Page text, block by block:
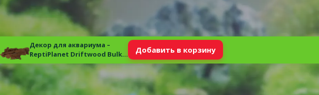
Декор для аквариума –
ReptiPlanet Driftwood Bulk
XS, 19–23 см
Добавить в корзину
superzoo.product.detail.content
Декор для аквариума – ReptiPlanet Driftwood Bulk XS, 19–23 см